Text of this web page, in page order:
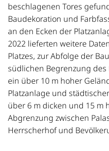
beschlagenen Tores
Baudekoration und
an den Ecken der
2022 lieferten weitere
Platzes, zur Abfolge der
südlichen Begrenzung des
ein über 10 m hoher
Platzanlage und
über 6 m dicken und 15 m
Abgrenzung zwischen
Herrscherhof und